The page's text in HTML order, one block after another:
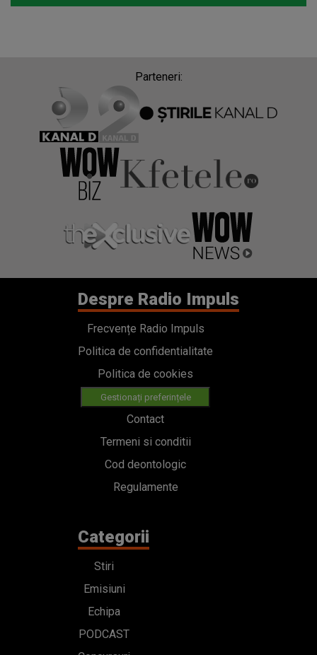
Parteneri:
Despre Radio Impuls
Frecvențe Radio Impuls
Politica de confidentialitate
Politica de cookies
Gestionați preferințele
Contact
Termeni si conditii
Cod deontologic
Regulamente
Categorii
Stiri
Emisiuni
Echipa
PODCAST